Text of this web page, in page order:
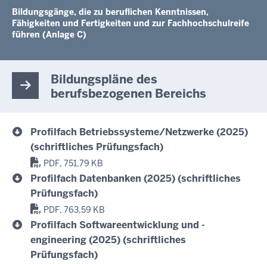
Bildungsgänge, die zu beruflichen Kenntnissen,
Fähigkeiten und Fertigkeiten und zur Fachhochschulreife
führen (Anlage C)
Bildungspläne des
berufsbezogenen Bereichs
Profilfach Betriebssysteme/Netzwerke (2025)
(schriftliches Prüfungsfach)
PDF, 751,79 KB
Profilfach Datenbanken (2025) (schriftliches
Prüfungsfach)
PDF, 763,59 KB
Profilfach Softwareentwicklung und -
engineering (2025) (schriftliches
Prüfungsfach)